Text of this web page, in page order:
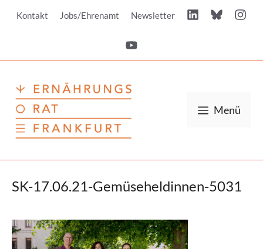
InhaltKontakt Jobs/Ehrenamt Newsletter
Menü
SK-17.06.21-Gemüseheldinnen-5031